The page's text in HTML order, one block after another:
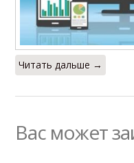
Читать дальше →
Вас может